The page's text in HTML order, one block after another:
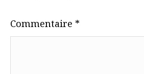
Commentaire *